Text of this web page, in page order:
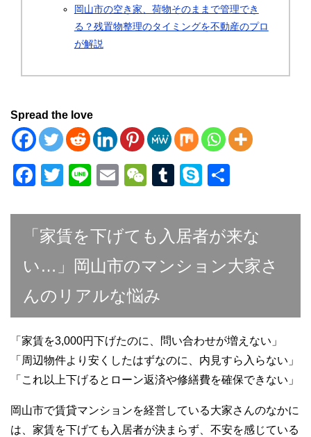
岡山市の空き家、荷物そのままで管理でき
る？残置物整理のタイミングを不動産のプロ
が解説
Spread the love
F
c
e
b
o
o
k
T
tt
er
Li
e
E
ail
W
C
h
at
T
m
bl
r
S
p
e
「家賃を下げても入居者が来な
い…」岡山市のマンション大家さ
んのリアルな悩み
「家賃を3,000円下げたのに、問い合わせが増えない」
「周辺物件より安くしたはずなのに、内見すら入らない」
「これ以上下げるとローン返済や修繕費を確保できない」
岡山市で賃貸マンションを経営している大家さんのなかに
は、家賃を下げても入居者が決まらず、不安を感じている